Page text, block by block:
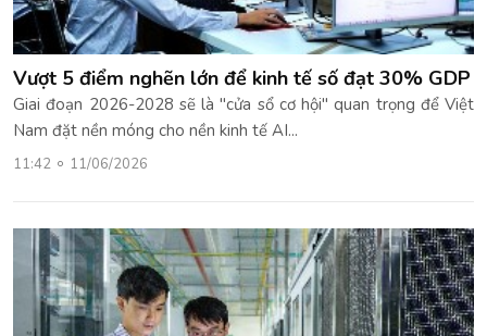
Vượt 5 điểm nghẽn lớn để kinh tế số đạt 30% GDP
Giai đoạn 2026-2028 sẽ là "cửa sổ cơ hội" quan trọng để Việt
Nam đặt nền móng cho nền kinh tế AI...
11:42 11/06/2026